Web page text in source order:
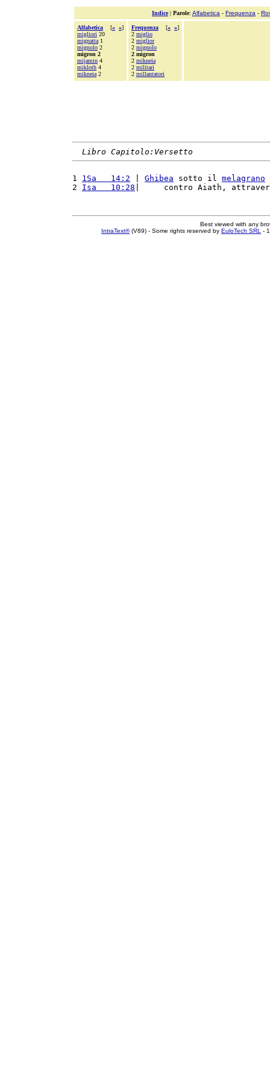
Indice| Parole: Alfabetica - Frequenza -
Alfabetica [« »]
migliori 20
mignatta 1
mignolo 2
migron 2
mijamin 4
mikloth 4
mikneia 2
Frequenza [« »]
2 miglio
2 miglior
2 mignolo
2 migron
2 mikneia
2 militari
2 millantatori
Libro Capitolo:Versetto
1 1Sa   14:2 Ghibea sotto il melagrano
2 Isa   10:28 |     contro Aiath,
Best viewed with any
IntraText®(V89) - Some rights reserved by EuloTech SRL -